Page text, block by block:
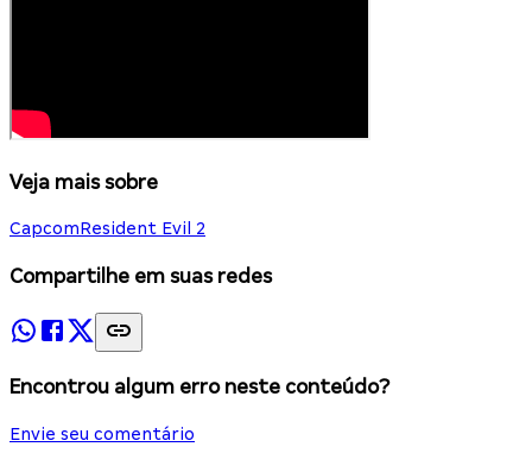
Veja mais sobre
CapcomResident Evil 2
Compartilhe em suas redes
Encontrou algum erro neste conteúdo?
Envie seu comentário